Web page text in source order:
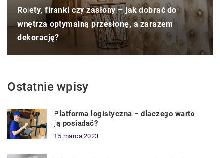
Rolety, firanki czy zasłony – jak dobrać do
wnętrza optymalną przesłonę, a zarazem
dekorację?
Ostatnie wpisy
Platforma logistyczna – dlaczego warto
ją posiadać?
15 marca 2023